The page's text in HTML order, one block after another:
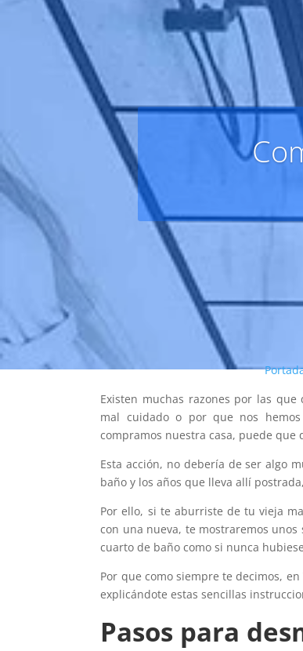
Existen muchas razones por las
mal cuidado o por que nos
compramos nuestra casa, puede
Esta acción, no debería de ser algo
baño y los años que lleva allí
Por ello, si te aburriste de tu vieja
con una nueva, te mostraremos
cuarto de baño como si nunca
Por que como siempre te decimos,
explicándote estas sencillas
Pasos para